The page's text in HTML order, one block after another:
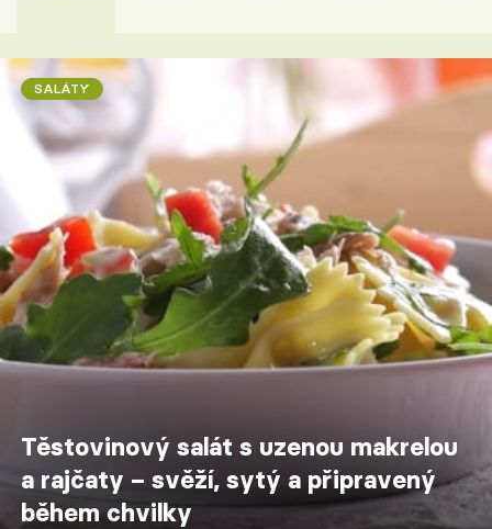
SALÁTY
Těstovinový salát s uzenou makrelou
a rajčaty – svěží, sytý a připravený
během chvilky